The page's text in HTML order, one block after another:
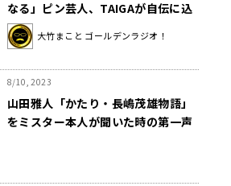
なる」ピン芸人、TAIGAが自伝に込
めた思いとは!?
大竹まこと ゴールデンラジオ！
8/10, 2023
山田雅人「かたり・長嶋茂雄物語」
をミスター本人が聞いた時の第一声